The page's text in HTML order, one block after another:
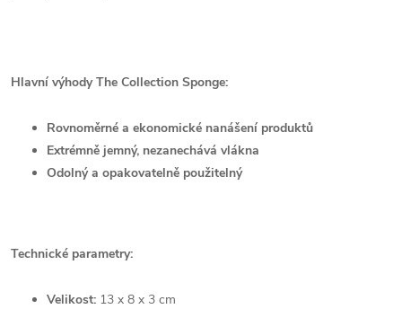
Hlavní výhody The Collection Sponge:
Rovnoměrné a ekonomické nanášení produktů
Extrémně jemný, nezanechává vlákna
Odolný a opakovatelně použitelný
Technické parametry:
Velikost: 13 x 8 x 3 cm